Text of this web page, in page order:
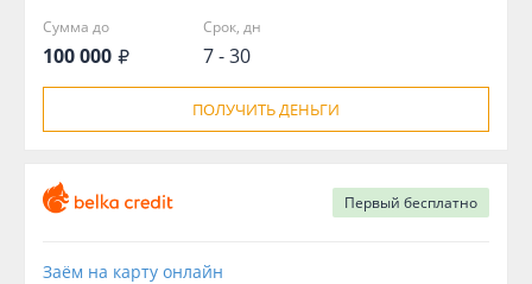
Сумма до
100 000
Срок, дн
7 - 30
ПОЛУЧИТЬ ДЕНЬГИ
Первый бесплатно
Заём на карту онлайн